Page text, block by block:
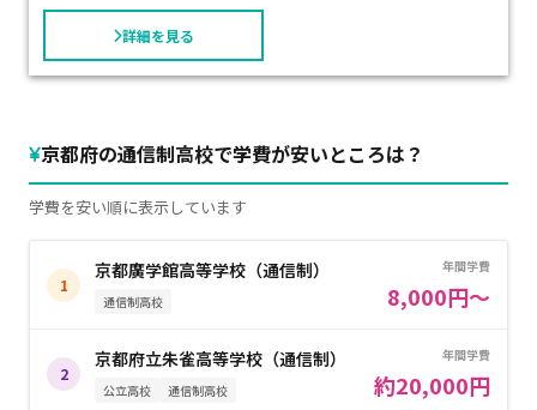
受験対策講座・段階別個別進路指導・就職指導などにより、
2021年度の進路決定率は93.1％となっています。
12,500円となっています。その他に入学金・教育充実費・施設
費などが必要です。
詳細を見る
京都府の通信制高校で学費が安いところは？
学費を安い順に表示しています
1
京都廣学館高等学校（通信制）
通信制高校
年間学費
8,000円～
2
京都府立朱雀高等学校（通信制）
公立高校 通信制高校
年間学費
約20,000円